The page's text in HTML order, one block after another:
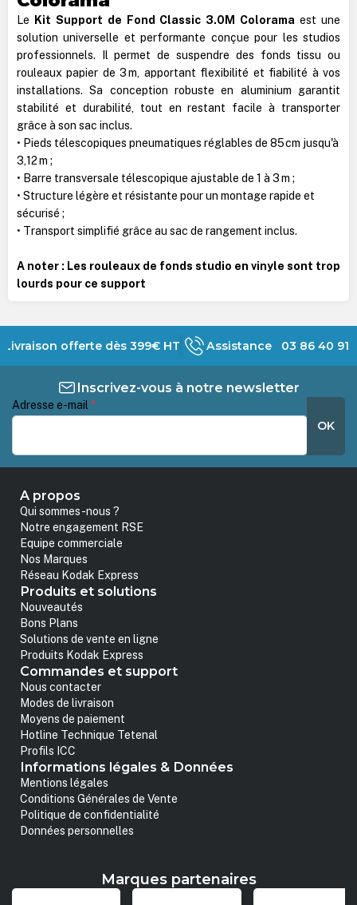
Le Kit Support de Fond Classic 3.0M Colorama est une
solution universelle et performante conçue pour les studios
professionnels. Il permet de suspendre des fonds tissu ou
rouleaux papier de 3 m, apportant flexibilité et fiabilité à vos
installations. Sa conception robuste en aluminium garantit
stabilité et durabilité, tout en restant facile à transporter
grâce à son sac inclus.
• Pieds télescopiques pneumatiques réglables de 85 cm jusqu'à
3,12 m ;
• Barre transversale télescopique ajustable de 1 à 3 m ;
• Structure légère et résistante pour un montage rapide et
sécurisé ;
• Transport simplifié grâce au sac de rangement inclus.
A noter : Les rouleaux de fonds studio en vinyle sont trop
lourds pour ce support
Livraison offerte dès 399€ HT Assistance 03 86 40 91
Inscrivez-vous à notre newsletter
Adresse e-mail *
OK
A propos
Qui sommes-nous ?
Notre engagement RSE
Equipe commerciale
Nos Marques
Réseau Kodak Express
Produits et solutions
Nouveautés
Bons Plans
Solutions de vente en ligne
Produits Kodak Express
Commandes et support
Nous contacter
Modes de livraison
Moyens de paiement
Hotline Technique Tetenal
Profils ICC
Informations légales & Données
Mentions légales
Conditions Générales de Vente
Politique de confidentialité
Données personnelles
Marques partenaires